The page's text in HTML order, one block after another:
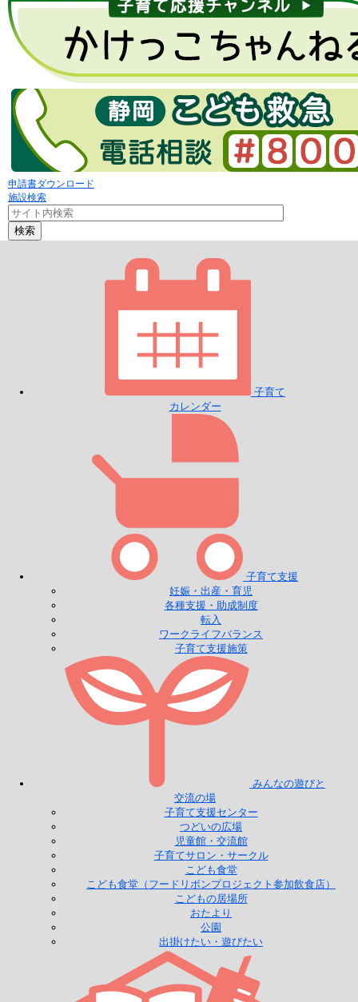
申請書ダウンロード
施設検索
検索
子育て
カレンダー
子育て支援
妊娠・出産・育児
各種支援・助成制度
転入
ワークライフバランス
子育て支援施策
みんなの遊びと
交流の場
子育て支援センター
つどいの広場
児童館・交流館
子育てサロン・サークル
こども食堂
こども食堂（フードリボンプロジェクト参加飲食店）
こどもの居場所
おたより
公園
出掛けたい・遊びたい